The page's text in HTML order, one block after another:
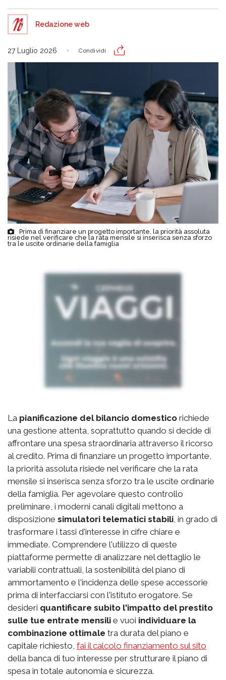
Redazione web
27 Luglio 2026 Condividi
Prima di finanziare un progetto importante, la priorità assoluta
risiede nel verificare che la rata mensile si inserisca senza sforzo
tra le uscite ordinarie della famiglia
La pianificazione del bilancio domestico richiede
una gestione attenta, soprattutto quando si decide di
affrontare una spesa straordinaria attraverso il ricorso
al credito. Prima di finanziare un progetto importante,
la priorità assoluta risiede nel verificare che la rata
mensile si inserisca senza sforzo tra le uscite ordinarie
della famiglia. Per agevolare questo controllo
preliminare, i moderni canali digitali mettono a
disposizione simulatori telematici stabili, in grado di
trasformare i tassi d'interesse in cifre chiare e
immediate. Comprendere l'utilizzo di queste
piattaforme permette di analizzare nel dettaglio le
variabili contrattuali, la sostenibilità del piano di
ammortamento e l'incidenza delle spese accessorie
prima di interfacciarsi con l'istituto erogatore. Se
desideri quantificare subito l'impatto del prestito
sulle tue entrate mensili e vuoi individuare la
combinazione ottimale tra durata del piano e
capitale richiesto, fai il calcolo finanziamento sul sito
della banca di tuo interesse per strutturare il piano di
spesa in totale autonomia e sicurezza.